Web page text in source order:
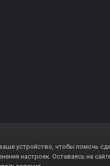
устройство, чтобы помочь
настроек. Оставаясь на